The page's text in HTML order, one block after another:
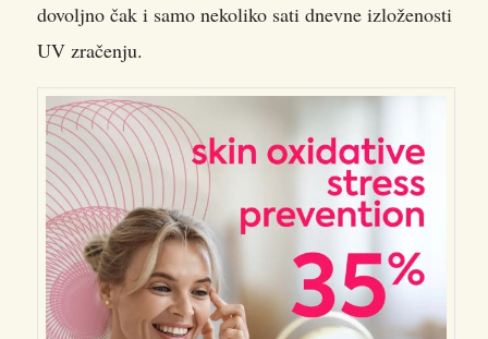
dovoljno čak i samo nekoliko sati dnevne izloženosti
UV zračenju.